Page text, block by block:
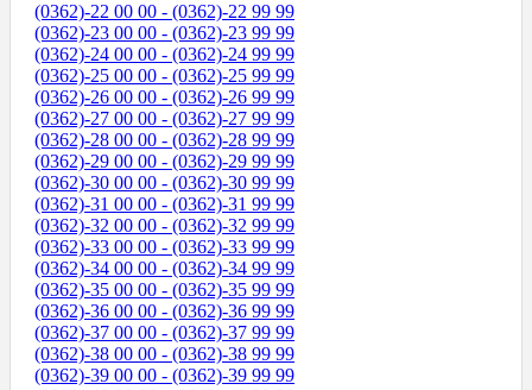
(0362)-22 00 00 - (0362)-22 99 99
(0362)-23 00 00 - (0362)-23 99 99
(0362)-24 00 00 - (0362)-24 99 99
(0362)-25 00 00 - (0362)-25 99 99
(0362)-26 00 00 - (0362)-26 99 99
(0362)-27 00 00 - (0362)-27 99 99
(0362)-28 00 00 - (0362)-28 99 99
(0362)-29 00 00 - (0362)-29 99 99
(0362)-30 00 00 - (0362)-30 99 99
(0362)-31 00 00 - (0362)-31 99 99
(0362)-32 00 00 - (0362)-32 99 99
(0362)-33 00 00 - (0362)-33 99 99
(0362)-34 00 00 - (0362)-34 99 99
(0362)-35 00 00 - (0362)-35 99 99
(0362)-36 00 00 - (0362)-36 99 99
(0362)-37 00 00 - (0362)-37 99 99
(0362)-38 00 00 - (0362)-38 99 99
(0362)-39 00 00 - (0362)-39 99 99